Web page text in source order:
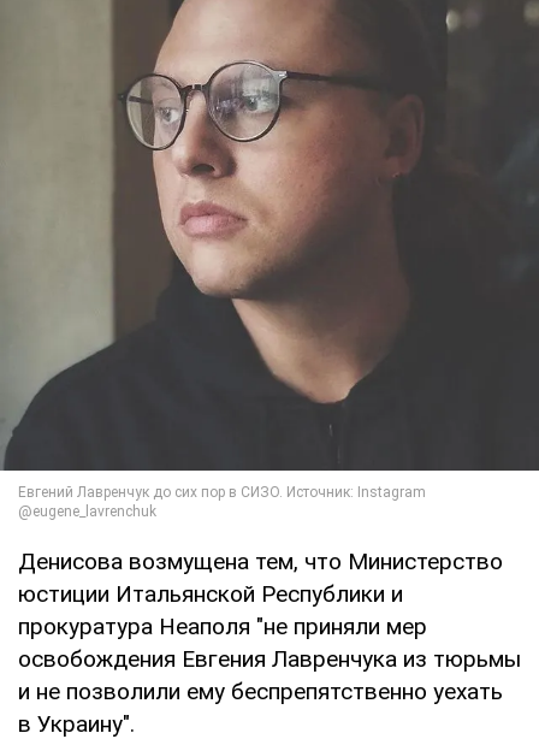
Денисова возмущена тем, что Министерство
юстиции Итальянской Республики и
прокуратура Неаполя "не приняли мер
освобождения Евгения Лавренчука из тюрьмы
и не позволили ему беспрепятственно уехать
в Украину".